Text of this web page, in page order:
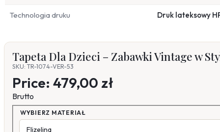
Technologia druku Druk lateksowy
Tapeta Dla Dzieci – Zabawki Vintage w
SKU: TR-1074-VER-53
Price: 479,00 zł
Brutto
WYBIERZ MATERIAŁ